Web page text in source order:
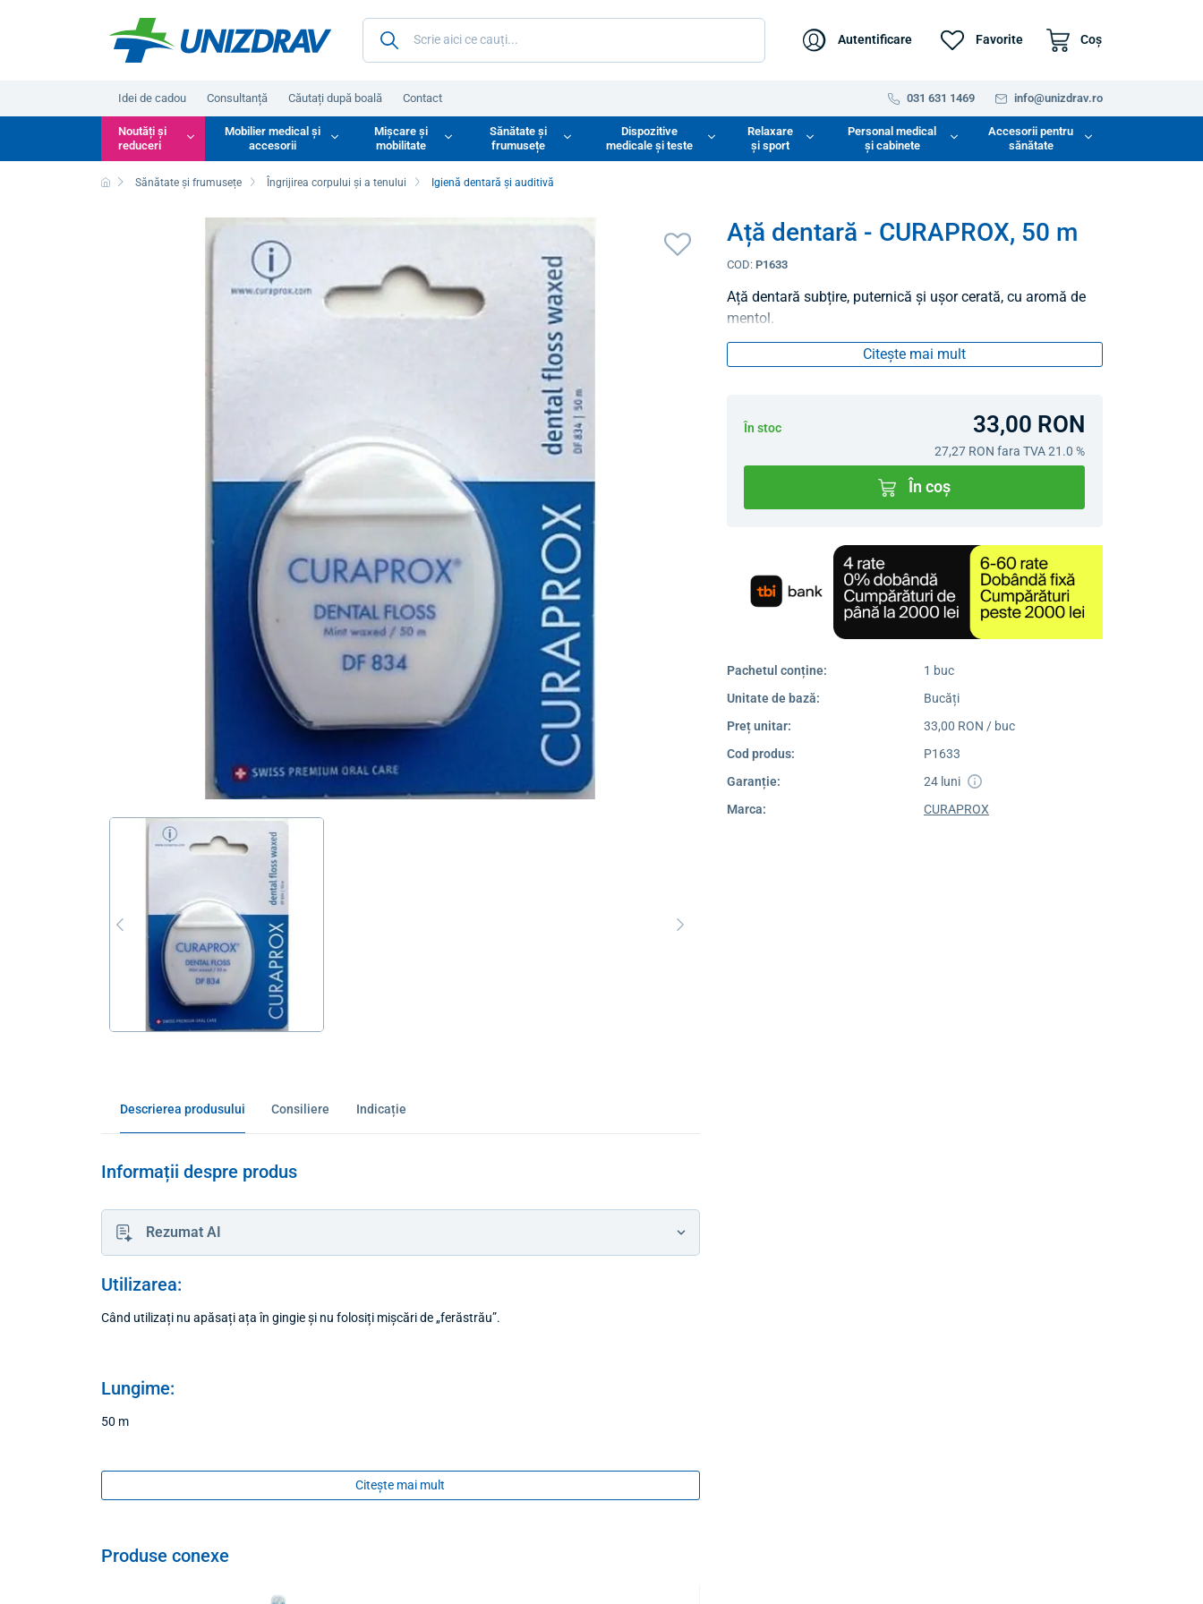
Autentificare Favorite Coş
Idei de cadou Consultanță Căutați după boală Contact 031 631 1469 info@unizdrav.ro
Noutăți și
reduceri
Mobilier medical și
accesorii
Mișcare și
mobilitate
Sănătate și
frumusețe
Dispozitive
medicale și teste
Relaxare
și sport
Personal medical
și cabinete
Accesorii pentru
sănătate
Sănătate și frumusețe Îngrijirea corpului și a tenului Igienă dentară și auditivă
Ață dentară - CURAPROX, 50 m
COD: P1633
Ață dentară subțire, puternică și ușor cerată, cu aromă de
mentol.
Citește mai mult
În stoc 33,00 RON
27,27 RON fara TVA 21.0 %
În coș
Pachetul conține:
1 buc
Unitate de bază:
Bucăți
Preț unitar:
33,00 RON / buc
Cod produs:
P1633
Garanție:
24 luni
Marca:
CURAPROX
Descrierea produsului Consiliere Indicație
Informații despre produs
Rezumat AI
Utilizarea:
Când utilizați nu apăsați ața în gingie și nu folosiți mișcări de „ferăstrău”.
Lungime:
50 m
Conținutul pachetului:
Citește mai mult
Produse conexe